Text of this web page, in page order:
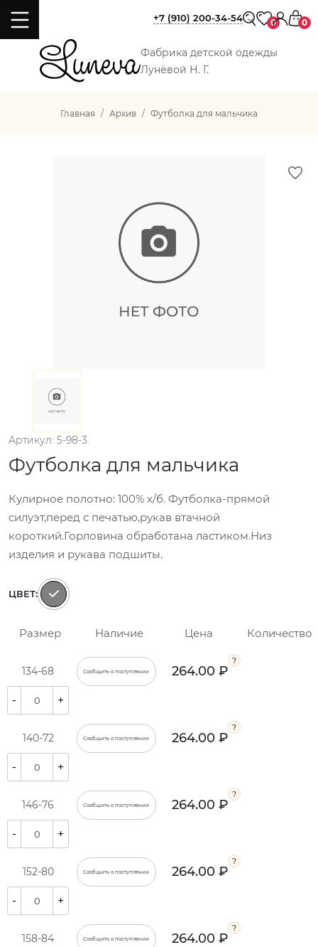
Фабрика детской одежды
Лунёвой Н. Г.
+7 (910) 200-34-54 0 0
Главная Архив Футболка для мальчика
Артикул: 5-98-3.
Футболка для мальчика
Кулирное полотно: 100% х/б. Футболка-прямой
силуэт,перед с печатью,рукав втачной
короткий.Горловина обработана ластиком.Низ
изделия и рукава подшиты.
ЦВЕТ:
Размер Наличие Цена Количество
134-68 Сообщить о поступлении 264.00 ₽
- +
140-72 Сообщить о поступлении 264.00 ₽
- +
146-76 Сообщить о поступлении 264.00 ₽
- +
152-80 Сообщить о поступлении 264.00 ₽
- +
158-84 Сообщить о поступлении 264.00 ₽